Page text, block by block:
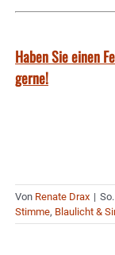
Haben Sie einen
gerne!
Von Renate Drax |
Stimme, Blaulicht &